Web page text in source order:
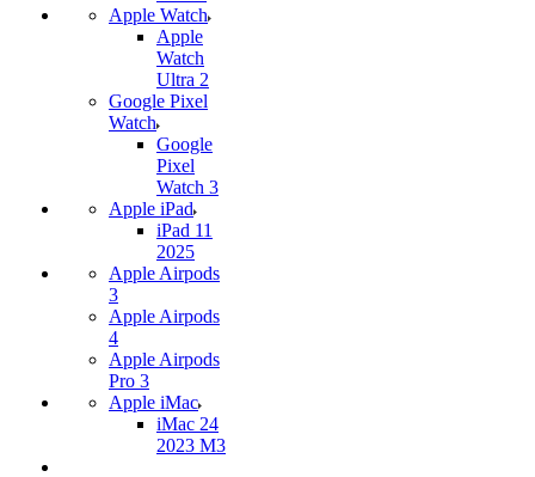
Apple Watch
Apple
Watch
Ultra 2
Google Pixel
Watch
Google
Pixel
Watch 3
Apple iPad
iPad 11
2025
Apple Airpods
3
Apple Airpods
4
Apple Airpods
Pro 3
Apple iMac
iMac 24
2023 M3